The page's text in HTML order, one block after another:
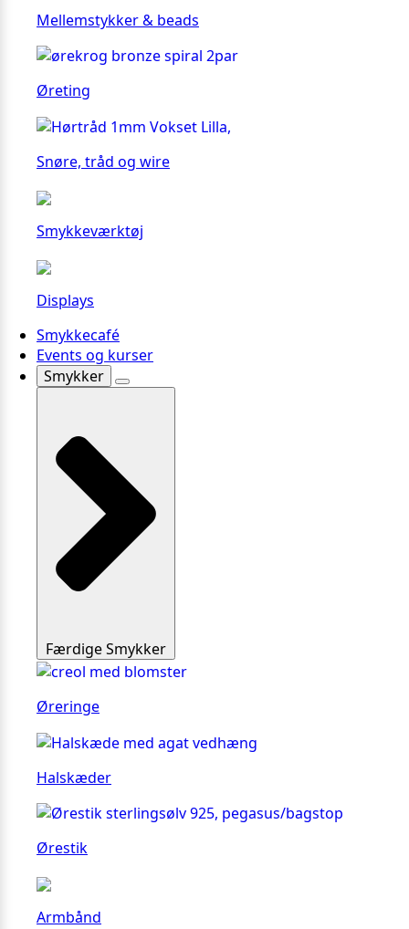
Mellemstykker & beads
Øreting
Snøre, tråd og wire
Smykkeværktøj
Displays
Smykkecafé
Events og kurser
Smykker
Færdige Smykker
Øreringe
Halskæder
Ørestik
Armbånd